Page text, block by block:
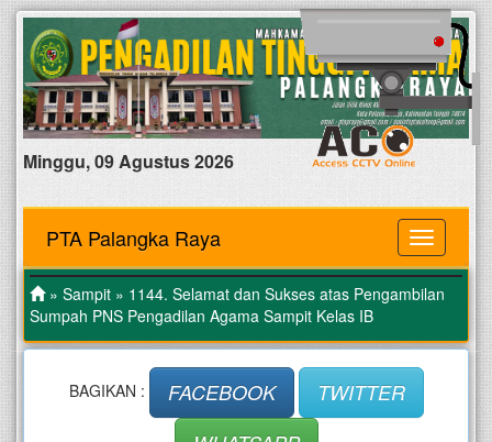
Minggu, 09 Agustus 2026
MENU
PTA Palangka Raya
» Sampit » 1144. Selamat dan Sukses atas Pengambilan
Sumpah PNS Pengadilan Agama Sampit Kelas IB
BAGIKAN : FACEBOOK
TWITTER